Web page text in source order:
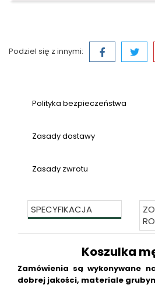
Podziel się z innymi:
Polityka bezpieczeństwa
Zasady dostawy
Zasady zwrotu
SPECYFIKACJA
Koszulka
Zamówienia są wykonywane
dobrej jakości, materiale